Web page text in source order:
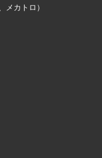
メカトロ）